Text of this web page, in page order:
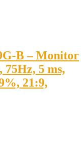
B – Monitor
5 ms,
21:9,